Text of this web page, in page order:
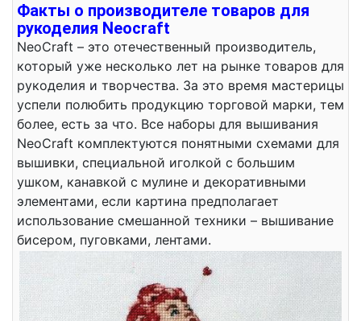
Факты о производителе товаров для
рукоделия Neocraft
NeoCraft – это отечественный производитель,
который уже несколько лет на рынке товаров для
рукоделия и творчества. За это время мастерицы
успели полюбить продукцию торговой марки, тем
более, есть за что. Все наборы для вышивания
NeoCraft комплектуются понятными схемами для
вышивки, специальной иголкой с большим
ушком, канавкой с мулине и декоративными
элементами, если картина предполагает
использование смешанной техники – вышивание
бисером, пуговками, лентами.